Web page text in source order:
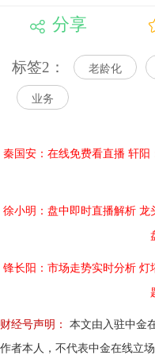
分享
标签2： 老龄化
业务
秦国安：在线免费看直播 轩阳
徐小明：盘中即时直播解析 龙
锋长阳：市场走势实时分析 灯
财经号声明：
本文由入驻中金
作者本人，不代表中金在线立